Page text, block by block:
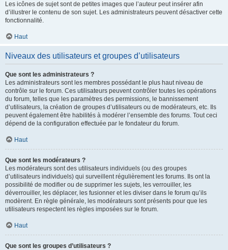
Les icônes de sujet sont de petites images que l’auteur peut insérer afin
d’illustrer le contenu de son sujet. Les administrateurs peuvent désactiver cette
fonctionnalité.
Haut
Niveaux des utilisateurs et groupes d’utilisateurs
Que sont les administrateurs ?
Les administrateurs sont les membres possédant le plus haut niveau de
contrôle sur le forum. Ces utilisateurs peuvent contrôler toutes les opérations
du forum, telles que les paramètres des permissions, le bannissement
d’utilisateurs, la création de groupes d’utilisateurs ou de modérateurs, etc. Ils
peuvent également être habilités à modérer l’ensemble des forums. Tout ceci
dépend de la configuration effectuée par le fondateur du forum.
Haut
Que sont les modérateurs ?
Les modérateurs sont des utilisateurs individuels (ou des groupes
d’utilisateurs individuels) qui surveillent régulièrement les forums. Ils ont la
possibilité de modifier ou de supprimer les sujets, les verrouiller, les
déverrouiller, les déplacer, les fusionner et les diviser dans le forum qu’ils
modèrent. En règle générale, les modérateurs sont présents pour que les
utilisateurs respectent les règles imposées sur le forum.
Haut
Que sont les groupes d’utilisateurs ?